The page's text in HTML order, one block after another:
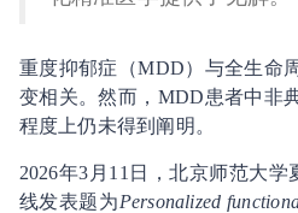
重度抑郁症（MDD）与全生命
变相关。然而，MDD患者中非
程度上仍未得到阐明。
2026年3月11日，北京师范大学
线发表题为Personalized